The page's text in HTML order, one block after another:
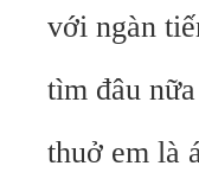
với ngàn
tìm đâu
thuở em là